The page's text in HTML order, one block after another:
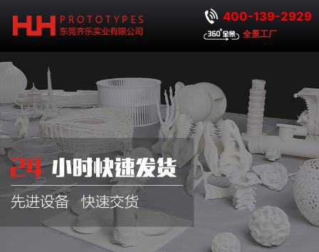
400-139-2929
全景工厂